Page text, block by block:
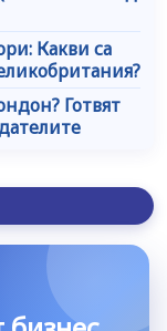
Какви са
Готвят